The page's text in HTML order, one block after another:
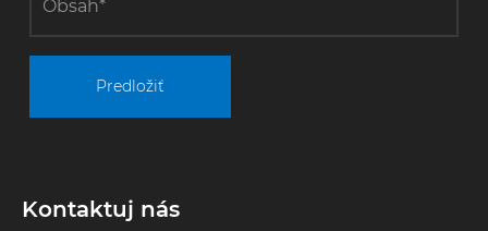
Predložiť
Kontaktuj nás